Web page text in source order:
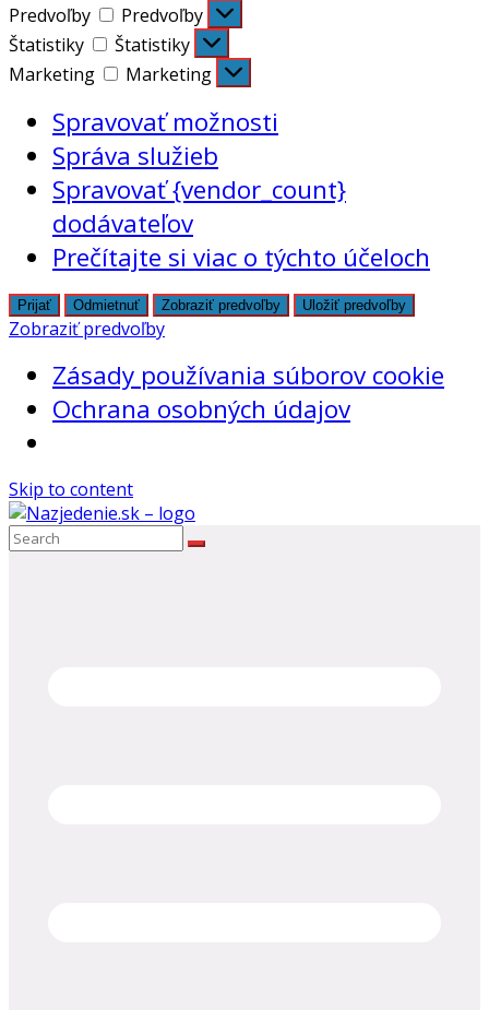
Predvoľby
Predvoľby
Štatistiky
Štatistiky
Marketing
Marketing
Spravovať možnosti
Správa služieb
Spravovať {vendor_count}
dodávateľov
Prečítajte si viac o týchto účeloch
Prijať Odmietnuť Zobraziť predvoľby Uložiť predvoľby
Zobraziť predvoľby
Zásady používania súborov cookie
Ochrana osobných údajov
Skip to content